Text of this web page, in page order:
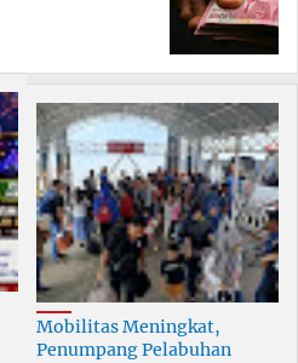
Mobilitas Meningkat,
Penumpang Pelabuhan